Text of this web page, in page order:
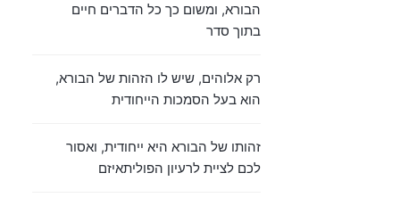
הבורא, ומשום כך כל הדברים חיים
בתוך סדר
רק אלוהים, שיש לו הזהות של הבורא,
הוא בעל הסמכות הייחודית
זהותו של הבורא היא ייחודית, ואסור
לכם לציית לרעיון הפוליתאיזם